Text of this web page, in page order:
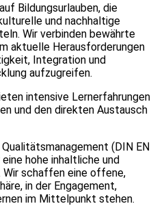
Bildungsurlauben, die
und nachhaltige
Wir verbinden bewährte
aktuelle Herausforderungen
Integration und
aufzugreifen.
intensive Lernerfahrungen
und den direkten Austausch
(DIN EN
hohe inhaltliche und
Wir schaffen eine offene,
in der Engagement,
im Mittelpunkt stehen.